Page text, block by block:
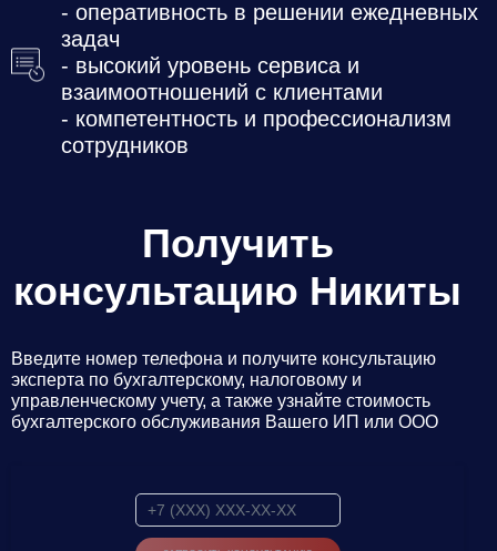
- оперативность в решении ежедневных
задач
- высокий уровень сервиса и
взаимоотношений с клиентами
- компетентность и профессионализм
сотрудников
Получить
консультацию Никиты
Введите номер телефона и получите консультацию
эксперта по бухгалтерскому, налоговому и
управленческому учету, а также узнайте стоимость
бухгалтерского обслуживания Вашего ИП или ООО